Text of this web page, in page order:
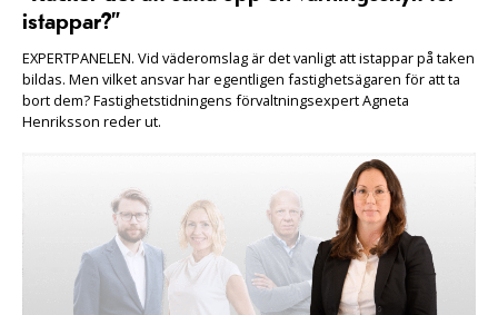
istappar?”
EXPERTPANELEN. Vid väderomslag är det vanligt att istappar på taken
bildas. Men vilket ansvar har egentligen fastighetsägaren för att ta
bort dem? Fastighetstidningens förvaltningsexpert Agneta
Henriksson reder ut.